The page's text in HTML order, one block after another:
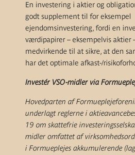
En investering i aktier og
godt supplement til for eksempel
ejendomsinvestering, fordi en
værdipapirer – eksempelvis aktier
medvirkende til at sikre, at den
har det optimale afkast-/
Investér VSO-midler via
Hovedparten af
underlagt reglerne i
19 om skattefrie
midler omfattet af
i Formueplejes akkumulerende